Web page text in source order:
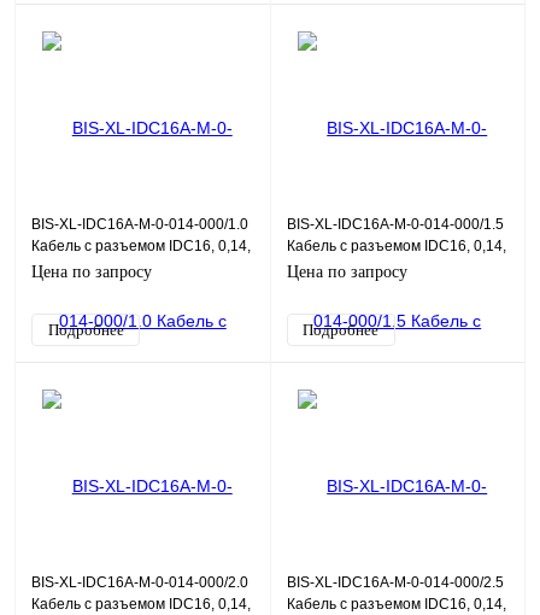
BIS-XL-IDC16A-M-0-014-000/1.0
Кабель с разъемом IDC16, 0,14,
1,0 м
Цена по запросу
Подробнее
BIS-XL-IDC16A-M-0-014-000/1.5
Кабель с разъемом IDC16, 0,14,
1,5 м
Цена по запросу
Подробнее
BIS-XL-IDC16A-M-0-014-000/2.0
Кабель с разъемом IDC16, 0,14,
BIS-XL-IDC16A-M-0-014-000/2.5
Кабель с разъемом IDC16, 0,14,